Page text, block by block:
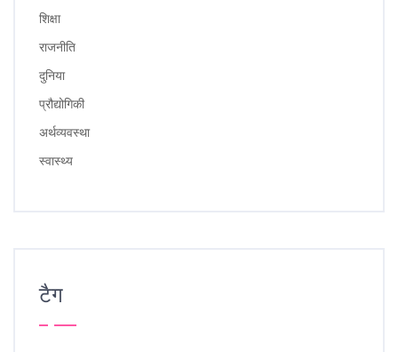
शिक्षा
राजनीति
दुनिया
प्रौद्योगिकी
अर्थव्यवस्था
स्वास्थ्य
टैग